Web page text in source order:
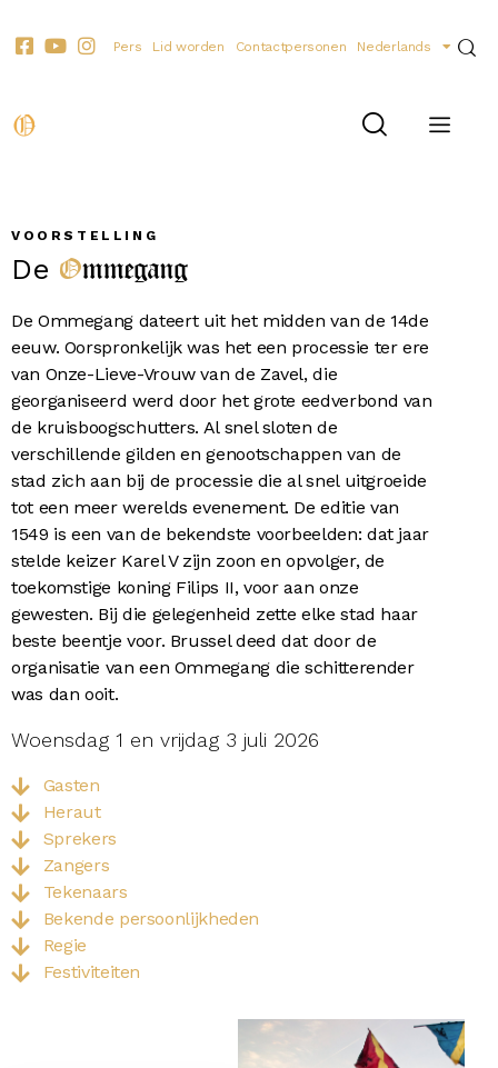
Pers Lid worden Contactpersonen Nederlands
VOORSTELLING
De Ommegang
De Ommegang dateert uit het midden van de 14de
eeuw. Oorspronkelijk was het een processie ter ere
van Onze-Lieve-Vrouw van de Zavel, die
georganiseerd werd door het grote eedverbond van
de kruisboogschutters. Al snel sloten de
verschillende gilden en genootschappen van de
stad zich aan bij de processie die al snel uitgroeide
tot een meer werelds evenement. De editie van
1549 is een van de bekendste voorbeelden: dat jaar
stelde keizer Karel V zijn zoon en opvolger, de
toekomstige koning Filips II, voor aan onze
gewesten. Bij die gelegenheid zette elke stad haar
beste beentje voor. Brussel deed dat door de
organisatie van een Ommegang die schitterender
was dan ooit.
Woensdag 1 en vrijdag 3 juli 2026
Gasten
Heraut
Sprekers
Zangers
Tekenaars
Bekende persoonlijkheden
Regie
Festiviteiten